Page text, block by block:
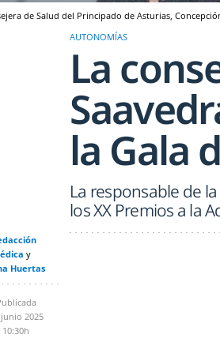
de Salud del Principado de Asturias,
AUTONOMÍAS
La
la Gala
La responsable de
los XX Premios a la
Huertas
junio 2025
10:30h